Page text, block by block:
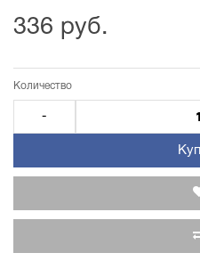
336 руб.
Количество
-